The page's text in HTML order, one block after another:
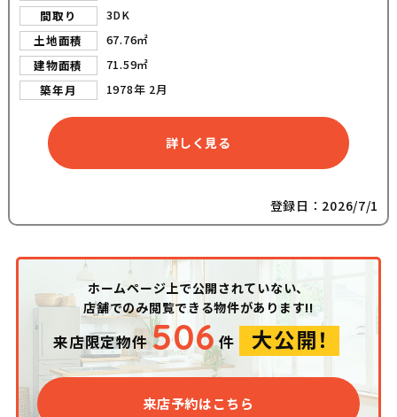
間取り
3DK
土地面積
67.76㎡
建物面積
71.59㎡
築年月
1978年 2月
詳しく見る
登録日：2026/7/1
ホームページ上で公開されていない、
店舗でのみ閲覧できる物件があります!!
来店限定物件 506 件 大公開！
来店予約はこちら